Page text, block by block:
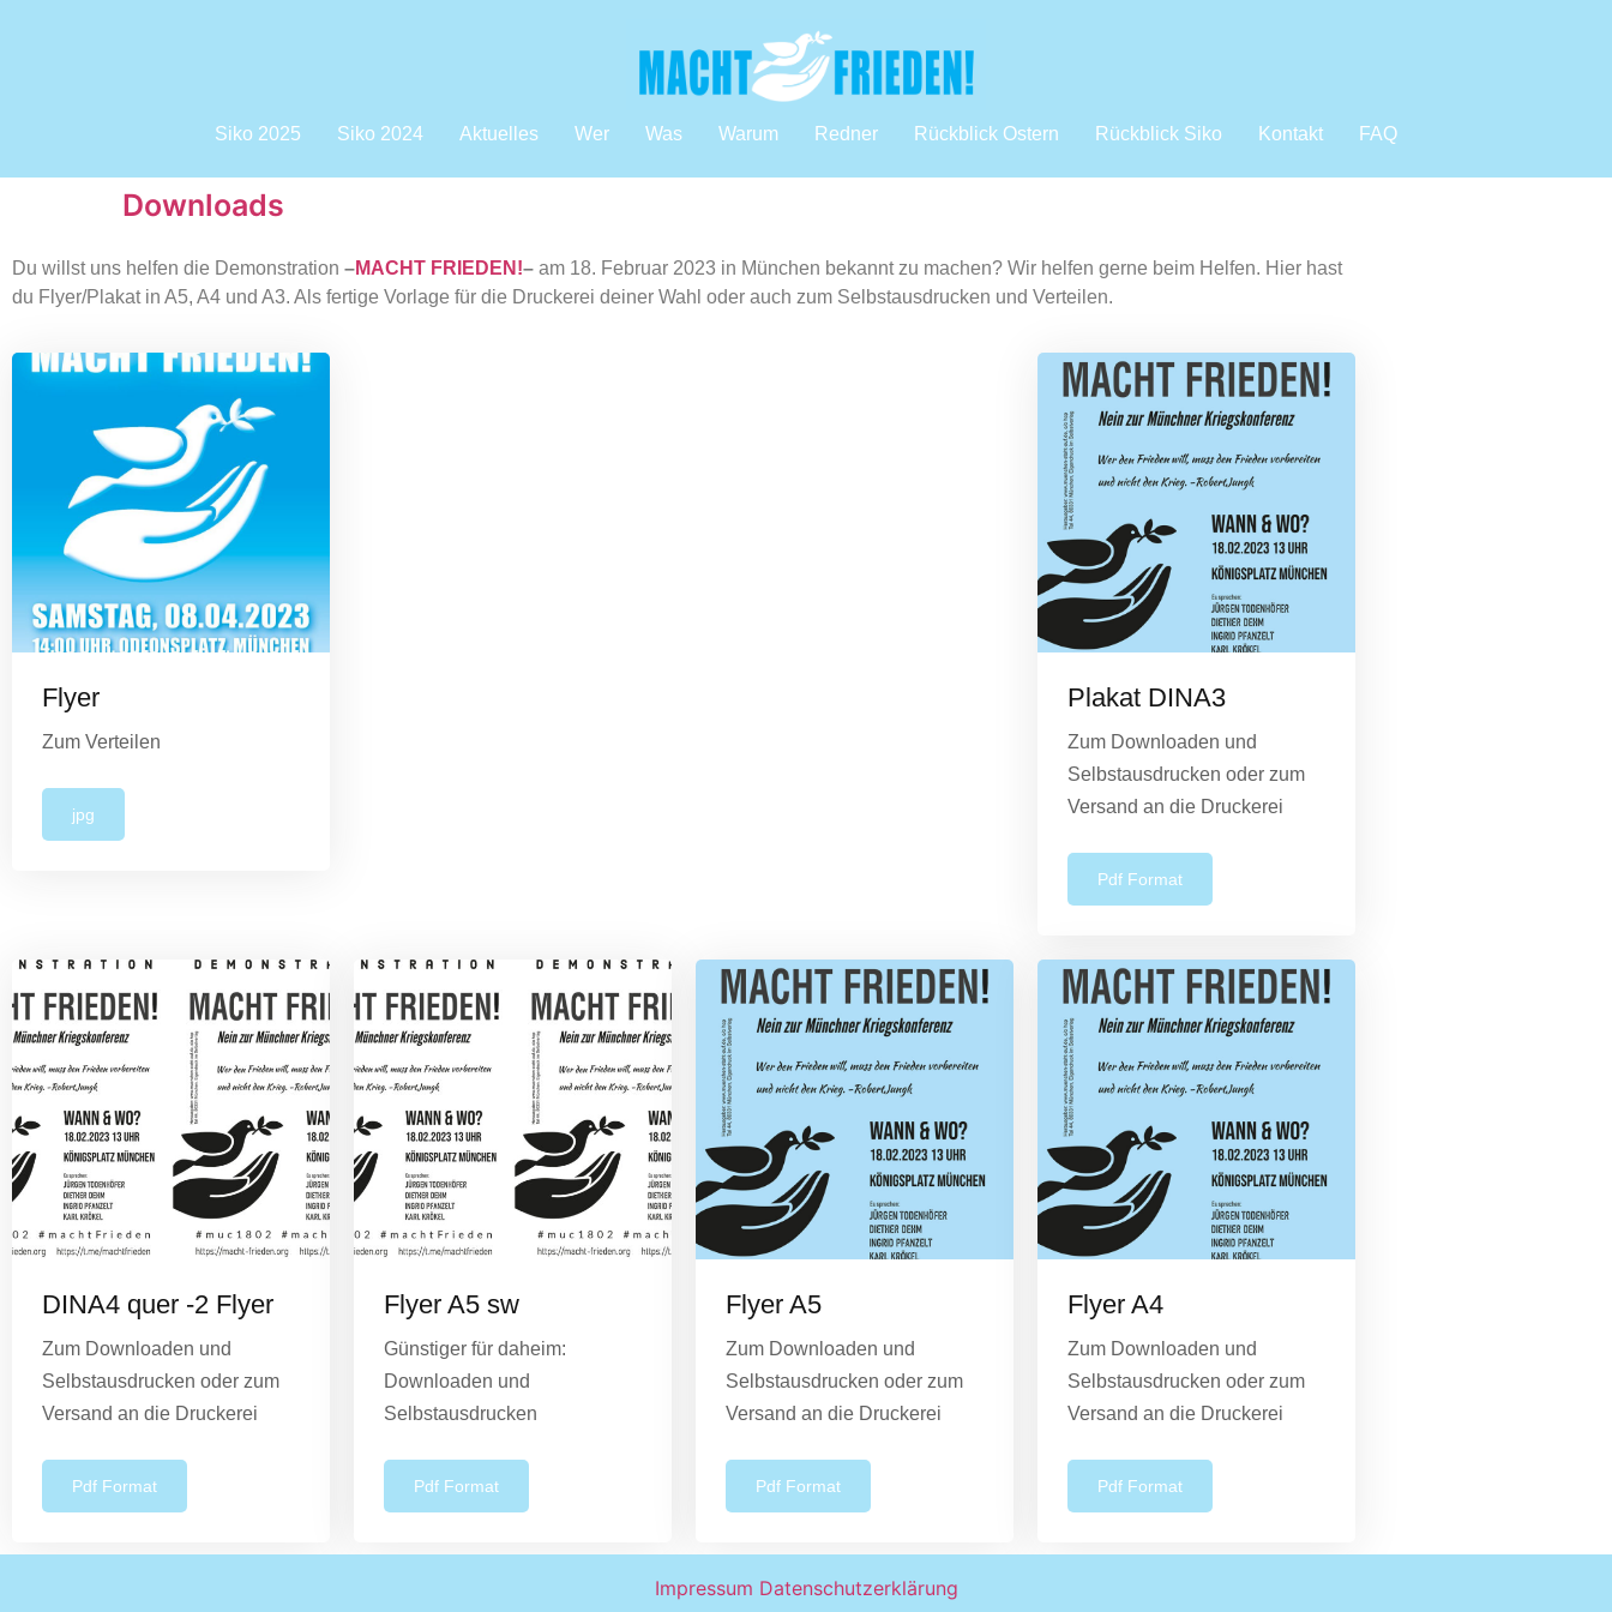
Siko 2025 Siko 2024 Aktuelles Wer Was Warum Redner Rückblick Ostern Rückblick Siko Kontakt FAQ
Downloads
Du willst uns helfen die Demonstration –MACHT FRIEDEN!– am 18. Februar 2023 in München bekannt zu machen? Wir helfen gerne beim Helfen. Hier hast
du Flyer/Plakat in A5, A4 und A3. Als fertige Vorlage für die Druckerei deiner Wahl oder auch zum Selbstausdrucken und Verteilen.
Flyer
Zum Verteilen
jpg
Plakat DINA3
Zum Downloaden und
Selbstausdrucken oder zum
Versand an die Druckerei
Pdf Format
DINA4 quer -2 Flyer
Zum Downloaden und
Selbstausdrucken oder zum
Versand an die Druckerei
Pdf Format
Flyer A5 sw
Günstiger für daheim:
Downloaden und
Selbstausdrucken
Pdf Format
Flyer A5
Zum Downloaden und
Selbstausdrucken oder zum
Versand an die Druckerei
Pdf Format
Flyer A4
Zum Downloaden und
Selbstausdrucken oder zum
Versand an die Druckerei
Pdf Format
Impressum Datenschutzerklärung